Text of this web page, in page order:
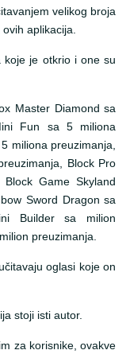
velikog broja
aplikacija.
koje je otkrio i one su
Master Diamond sa
Fun sa 5 miliona
miliona preuzimanja,
Block Pro
Game Skyland
Sword Dragon sa
Builder sa milion
preuzimanja.
oglasi koje on
stoji isti autor.
za korisnike, ovakve